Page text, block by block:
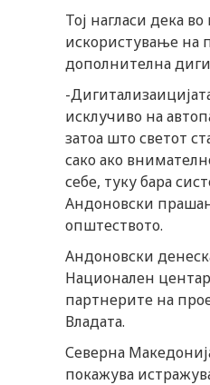
Тој нагласи дека
искористување на
дополнителна
-
исклучиво на
затоа што светот
сако ако
себе, туку бара
Андоновски
општеството.
Андоновски
Национален
партнерите на
Владата.
Северна
покажува